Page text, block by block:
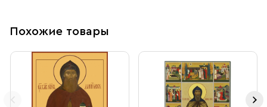
Похожие товары